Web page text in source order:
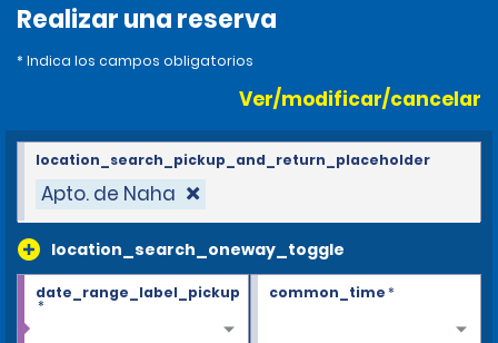
Realizar una reserva
* Indica los campos obligatorios
Ver/modificar/cancelar
Apto. de Naha
location_search_oneway_toggle
location_search_pickup_and_return_placeholder
date_range_label_pickup
*
common_time*